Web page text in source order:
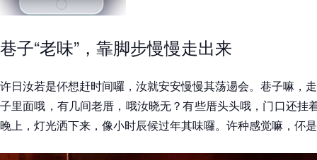
巷子“老味”，靠脚步慢慢走出来
许日汝若是伓想赶时间囉，汝就安安慢慢其荡逿会。巷子嘛，
子里面哦，有几间老厝，哦汝晓无？有些厝头头哦，门口还挂
晚上，灯光洒下来，像小时辰候过年其味囉。许种感觉嘛，伓